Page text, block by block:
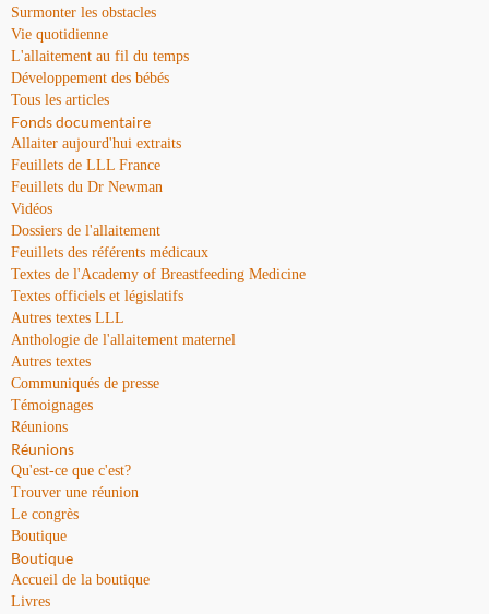
Surmonter les obstacles
Vie quotidienne
L'allaitement au fil du temps
Développement des bébés
Tous les articles
Fonds documentaire
Allaiter aujourd'hui extraits
Feuillets de LLL France
Feuillets du Dr Newman
Vidéos
Dossiers de l'allaitement
Feuillets des référents médicaux
Textes de l'Academy of Breastfeeding Medicine
Textes officiels et législatifs
Autres textes LLL
Anthologie de l'allaitement maternel
Autres textes
Communiqués de presse
Témoignages
Réunions
Réunions
Qu'est-ce que c'est?
Trouver une réunion
Le congrès
Boutique
Boutique
Accueil de la boutique
Livres